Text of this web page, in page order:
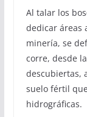
Al talar los
dedicar áreas
minería, se
corre, desde
descubiertas,
suelo fértil
hidrográficas.